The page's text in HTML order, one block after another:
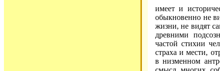
имеет и
обыкновенно не
жизни, не видят
древними
частой стихии
страха и мести,
в низменном